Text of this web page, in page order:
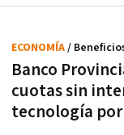
Banco
cuotas sin
tecnología
ECONOMÍA/